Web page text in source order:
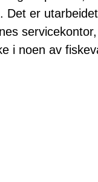
er
i noen av